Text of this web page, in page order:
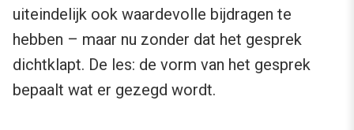
uiteindelijk ook waardevolle bijdragen te
hebben – maar nu zonder dat het gesprek
dichtklapt. De les: de vorm van het gesprek
bepaalt wat er gezegd wordt.